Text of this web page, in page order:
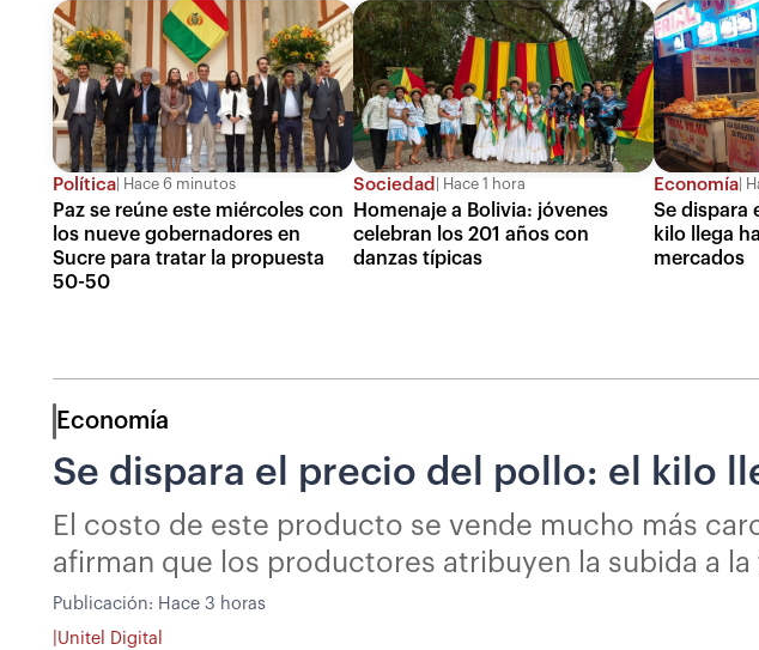
Política Hace 6 minutos
Paz se reúne este miércoles con
los nueve gobernadores en
Sucre para tratar la propuesta
50-50
Sociedad Hace 1 hora
Homenaje a Bolivia: jóvenes
celebran los 201 años con
danzas típicas
Economía
Se dispara
kilo llega
mercados
Economía
Se dispara el precio del pollo: el kilo
El costo de este producto se vende mucho más
afirman que los productores atribuyen la subida a
Publicación: Hace 3 horas
Unitel Digital